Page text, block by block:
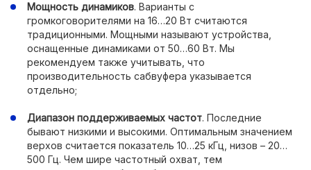
Мощность динамиков. Варианты с
громкоговорителями на 16…20 Вт считаются
традиционными. Мощными называют устройства,
оснащенные динамиками от 50…60 Вт. Мы
рекомендуем также учитывать, что
производительность сабвуфера указывается
отдельно;
Диапазон поддерживаемых частот. Последние
бывают низкими и высокими. Оптимальным значением
верхов считается показатель 10…25 кГц, низов – 20…
500 Гц. Чем шире частотный охват, тем